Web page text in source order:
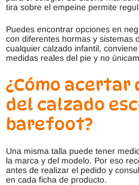
tira sobre el empeine permite
Puedes encontrar opciones en
con diferentes hormas y sistemas
cualquier calzado infantil,
medidas reales del pie y no
¿Cómo acertar
del calzado
barefoot?
Una misma talla puede tener
la marca y del modelo. Por eso
antes de realizar el pedido y
en cada ficha de producto.